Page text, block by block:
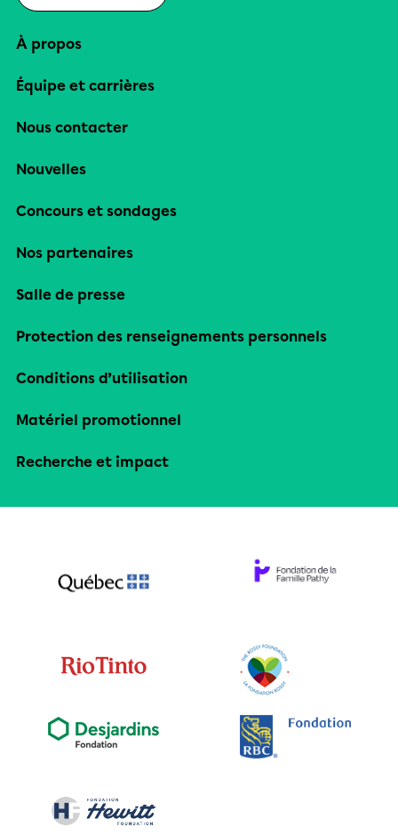
À propos
Équipe et carrières
Nous contacter
Nouvelles
Concours et sondages
Nos partenaires
Salle de presse
Protection des renseignements personnels
Conditions d’utilisation
Matériel promotionnel
Recherche et impact